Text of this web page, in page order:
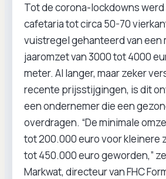
Tot de corona-lockdowns
cafetaria tot circa 50-70
vuistregel gehanteerd van een
jaaromzet van 3000 tot 4000
meter. Al langer, maar zeker
recente prijsstijgingen, is dit
een ondernemer die een
overdragen. “De minimale
tot 200.000 euro voor kleinere
tot 450.000 euro geworden,”
Markwat, directeur van FHC